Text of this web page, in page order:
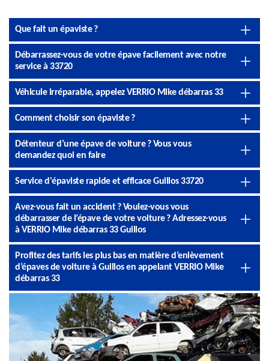
Que fait un épaviste ?
Débarrassez-vous de votre épave facilement avec notre
service à 33720
Véhicule irréparable, appelez VERRIO Mike débarras 33
Comment choisir son épaviste ?
Détenteur d’une épave de voiture ? Vous vous
demandez quoi en faire
Service d'épaviste rapide et efficace Guillos 33720
Avez-vous fait un accident ? Voulez-vous vous
débarrasser de l’épave de votre voiture ? Adressez-vous
à VERRIO Mike débarras 33 Guillos
Profitez des tarifs les plus bas en matière d’enlèvement
d’épaves de voiture à Guillos en appelant VERRIO Mike
débarras 33